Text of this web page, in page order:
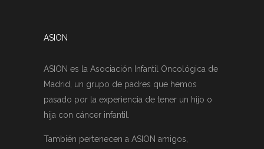
ASION
ASION es la Asociación Infantil Oncológica de
Madrid, un grupo de padres que hemos
pasado por la experiencia de tener un hijo o
hija con cáncer infantil.
También pertenecen a ASION amigos,